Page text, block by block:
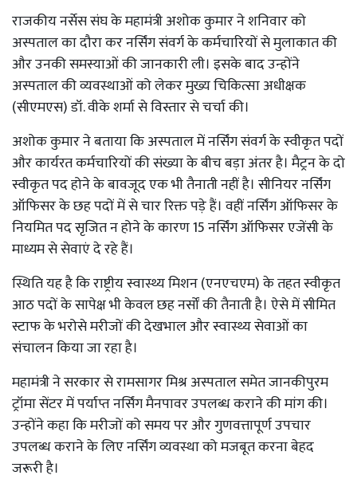
राजकीय नर्सेस संघ के महामंत्री अशोक कुमार ने शनिवार को
अस्पताल का दौरा कर नर्सिंग संवर्ग के कर्मचारियों से मुलाकात की
और उनकी समस्याओं की जानकारी ली। इसके बाद उन्होंने
अस्पताल की व्यवस्थाओं को लेकर मुख्य चिकित्सा अधीक्षक
(सीएमएस) डॉ. वीके शर्मा से विस्तार से चर्चा की।
अशोक कुमार ने बताया कि अस्पताल में नर्सिंग संवर्ग के स्वीकृत पदों
और कार्यरत कर्मचारियों की संख्या के बीच बड़ा अंतर है। मैट्रन के दो
स्वीकृत पद होने के बावजूद एक भी तैनाती नहीं है। सीनियर नर्सिंग
ऑफिसर के छह पदों में से चार रिक्त पड़े हैं। वहीं नर्सिंग ऑफिसर के
नियमित पद सृजित न होने के कारण 15 नर्सिंग ऑफिसर एजेंसी के
माध्यम से सेवाएं दे रहे हैं।
स्थिति यह है कि राष्ट्रीय स्वास्थ्य मिशन (एनएचएम) के तहत स्वीकृत
आठ पदों के सापेक्ष भी केवल छह नर्सों की तैनाती है। ऐसे में सीमित
स्टाफ के भरोसे मरीजों की देखभाल और स्वास्थ्य सेवाओं का
संचालन किया जा रहा है।
महामंत्री ने सरकार से रामसागर मिश्र अस्पताल समेत जानकीपुरम
ट्रॉमा सेंटर में पर्याप्त नर्सिंग मैनपावर उपलब्ध कराने की मांग की।
उन्होंने कहा कि मरीजों को समय पर और गुणवत्तापूर्ण उपचार
उपलब्ध कराने के लिए नर्सिंग व्यवस्था को मजबूत करना बेहद
जरूरी है।